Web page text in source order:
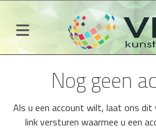
Nog geen
Als u een account wilt, laat ons dit
link versturen waarmee u een